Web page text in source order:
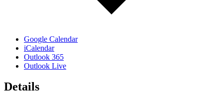
Google Calendar
iCalendar
Outlook 365
Outlook Live
Details